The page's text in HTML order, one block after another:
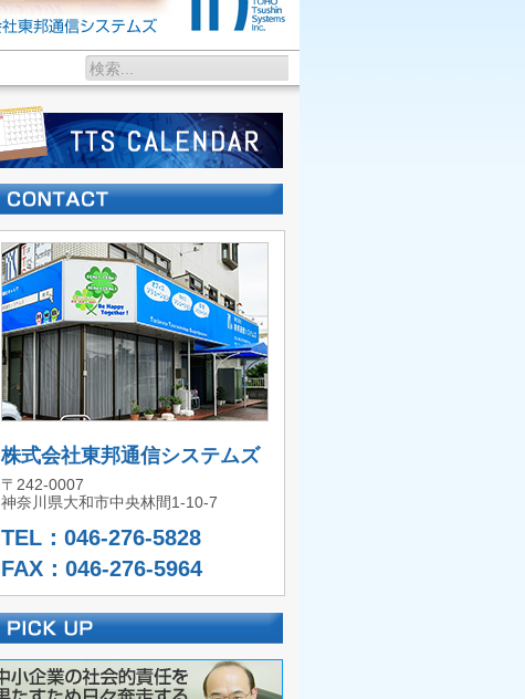
株式会社東邦通信システムズ
〒242-0007
神奈川県大和市中央林間1-10-7
TEL：046-276-5828
FAX：046-276-5964